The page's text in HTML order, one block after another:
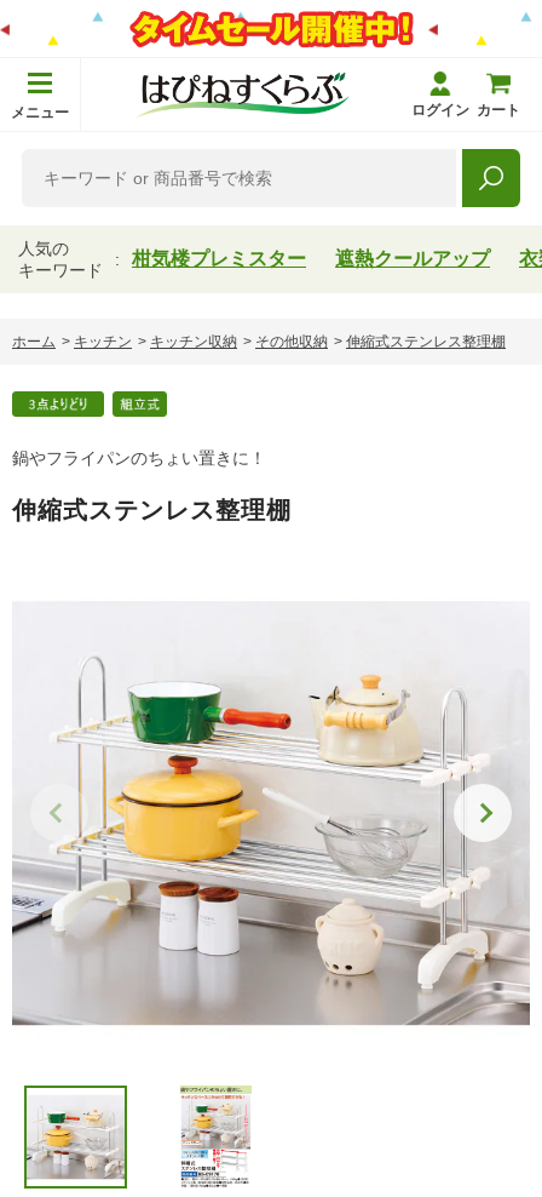
メニュー ログイン カート
人気の
キーワード
柑気楼プレミスター 遮熱クールアップ 衣
ホーム > キッチン > キッチン収納 > その他収納 > 伸縮式ステンレス整理棚
鍋やフライパンのちょい置きに！
伸縮式ステンレス整理棚